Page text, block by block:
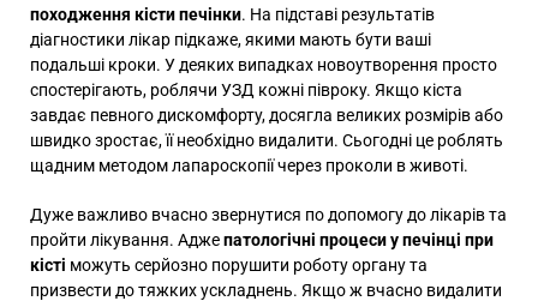
походження кісти печінки. На підставі результатів
діагностики лікар підкаже, якими мають бути ваші
подальші кроки. У деяких випадках новоутворення просто
спостерігають, роблячи УЗД кожні півроку. Якщо кіста
завдає певного дискомфорту, досягла великих розмірів або
швидко зростає, її необхідно видалити. Сьогодні це роблять
щадним методом лапароскопії через проколи в животі.
Дуже важливо вчасно звернутися по допомогу до лікарів та
пройти лікування. Аджепатологічні процеси у печінці при
кісті можуть серйозно порушити роботу органу та
призвести до тяжких ускладнень. Якщо ж вчасно видалити